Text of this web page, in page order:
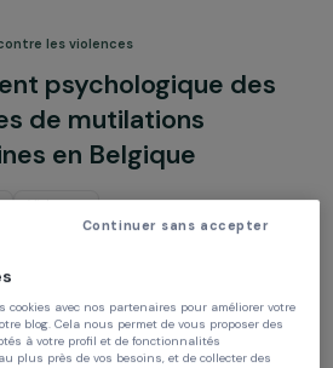
contre les violences
psychologique des
de mutilations
en Belgique
Violences
des Mutilations Féminines et
Continuer sans accepter